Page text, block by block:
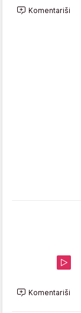
Komentariši
Komentariši